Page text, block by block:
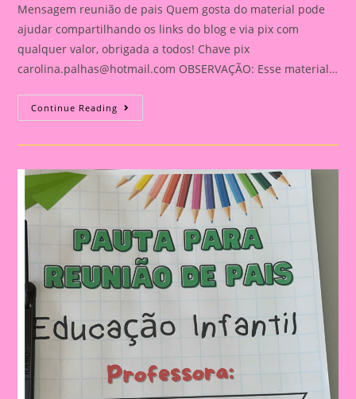
Mensagem reunião de pais Quem gosta do material pode
ajudar compartilhando os links do blog e via pix com
qualquer valor, obrigada a todos! Chave pix
carolina.palhas@hotmail.com OBSERVAÇÃO: Esse material…
Continue Reading Mensagem
Reunião
Pais